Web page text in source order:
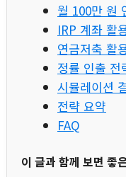
월 100만 원
IRP 계좌 활
연금저축 활
정률 인출
시뮬레이션
전략 요약
FAQ
이 글과 함께 보면 좋